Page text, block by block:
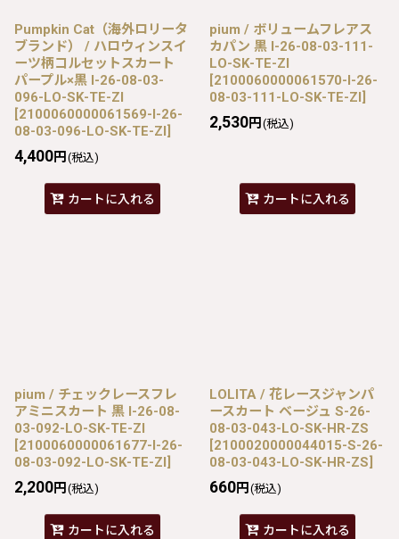
Pumpkin Cat（海外ロリータ
ブランド） / ハロウィンスイ
ーツ柄コルセットスカート
パープル×黒 I-26-08-03-
096-LO-SK-TE-ZI
[2100060000061569-I-26-
08-03-096-LO-SK-TE-ZI]
4,400円 (税込)
カートに入れる
pium / ボリュームフレアス
カパン 黒 I-26-08-03-111-
LO-SK-TE-ZI
[2100060000061570-I-26-
08-03-111-LO-SK-TE-ZI]
2,530円 (税込)
カートに入れる
pium / チェックレースフレ
アミニスカート 黒 I-26-08-
03-092-LO-SK-TE-ZI
[2100060000061677-I-26-
08-03-092-LO-SK-TE-ZI]
2,200円 (税込)
カートに入れる
LOLITA / 花レースジャンパ
ースカート ベージュ S-26-
08-03-043-LO-SK-HR-ZS
[2100020000044015-S-26-
08-03-043-LO-SK-HR-ZS]
660円 (税込)
カートに入れる